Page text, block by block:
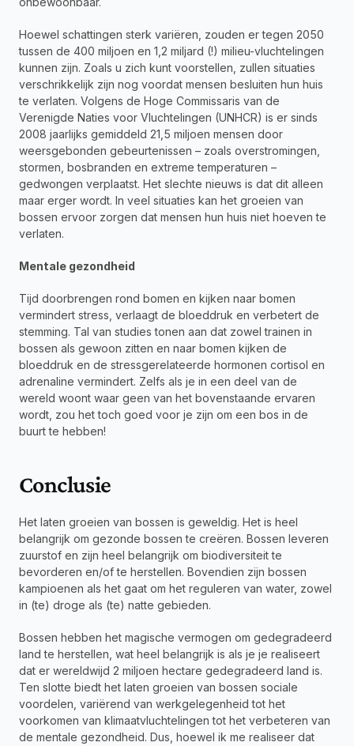
Hoewel schattingen sterk variëren, zouden er tegen 2050
tussen de 400 miljoen en 1,2 miljard (!) milieu-vluchtelingen
kunnen zijn. Zoals u zich kunt voorstellen, zullen situaties
verschrikkelijk zijn nog voordat mensen besluiten hun huis
te verlaten. Volgens de Hoge Commissaris van de
Verenigde Naties voor Vluchtelingen (UNHCR) is er sinds
2008 jaarlijks gemiddeld 21,5 miljoen mensen door
weersgebonden gebeurtenissen – zoals overstromingen,
stormen, bosbranden en extreme temperaturen –
gedwongen verplaatst. Het slechte nieuws is dat dit alleen
maar erger wordt. In veel situaties kan het groeien van
bossen ervoor zorgen dat mensen hun huis niet hoeven te
verlaten.
Mentale gezondheid
Tijd doorbrengen rond bomen en kijken naar bomen
vermindert stress, verlaagt de bloeddruk en verbetert de
stemming. Tal van studies tonen aan dat zowel trainen in
bossen als gewoon zitten en naar bomen kijken de
bloeddruk en de stressgerelateerde hormonen cortisol en
adrenaline vermindert. Zelfs als je in een deel van de
wereld woont waar geen van het bovenstaande ervaren
wordt, zou het toch goed voor je zijn om een bos in de
buurt te hebben!
Conclusie
Het laten groeien van bossen is geweldig. Het is heel
belangrijk om gezonde bossen te creëren. Bossen leveren
zuurstof en zijn heel belangrijk om biodiversiteit te
bevorderen en/of te herstellen. Bovendien zijn bossen
kampioenen als het gaat om het reguleren van water, zowel
in (te) droge als (te) natte gebieden.
Bossen hebben het magische vermogen om gedegradeerd
land te herstellen, wat heel belangrijk is als je je realiseert
dat er wereldwijd 2 miljoen hectare gedegradeerd land is.
Ten slotte biedt het laten groeien van bossen sociale
voordelen, variërend van werkgelegenheid tot het
voorkomen van klimaatvluchtelingen tot het verbeteren van
de mentale gezondheid. Dus, hoewel ik me realiseer dat